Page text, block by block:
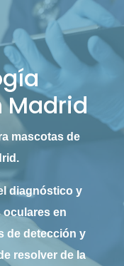
Madrid
mascotas de
diagnóstico y
oculares en
de detección y
resolver de la